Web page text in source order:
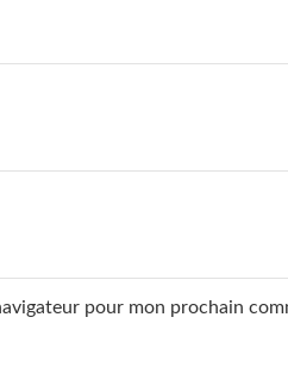
pour mon prochain